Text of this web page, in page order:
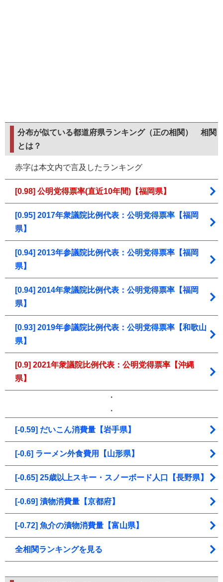
分布が似ている都道府県ランキング（正の相関） 相関
とは？
赤字は本文内で言及したランキング
[0.98] 公明党得票率(直近10年間)【福岡県】
[0.95] 2017年衆議院比例代表：公明党得票率【福岡
県】
[0.94] 2013年参議院比例代表：公明党得票率【福岡
県】
[0.94] 2014年衆議院比例代表：公明党得票率【福岡
県】
[0.93] 2019年参議院比例代表：公明党得票率【和歌山
県】
[0.9] 2021年衆議院比例代表：公明党得票率【沖縄
県】
・
・
[-0.59] だいこん消費量【岩手県】
[-0.6] ラーメン外食費用【山形県】
[-0.65] 25歳以上スキー・スノーボード人口【長野県】
[-0.69] 漬物消費量【京都府】
[-0.72] 魚介の漬物消費量【富山県】
全相関ランキングを見る